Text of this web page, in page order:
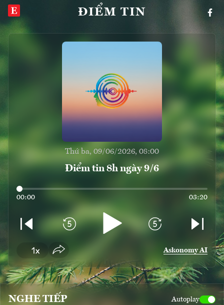
ĐIỂM TIN
Thứ ba, 09/06/2026, 08:00
Điểm tin 8h ngày 9/6
00:00 03:20
Askonomy AI
NGHE TIẾP Autoplay